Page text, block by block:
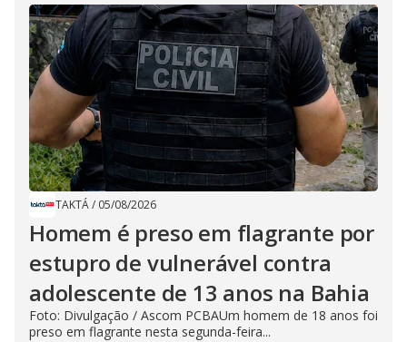
TAKTÁ/ 05/08/2026
Homem é preso em flagrante por
estupro de vulnerável contra
adolescente de 13 anos na Bahia
Foto: Divulgação / Ascom PCBAUm homem de 18 anos foi
preso em flagrante nesta segunda-feira...